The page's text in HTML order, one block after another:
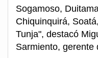
Sogamoso,
Chiquinquirá,
Tunja", destacó
Sarmiento, gerente